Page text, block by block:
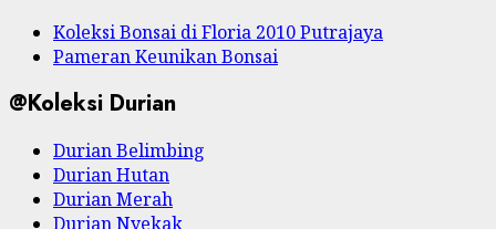
Koleksi Bonsai di Floria 2010 Putrajaya
Pameran Keunikan Bonsai
@Koleksi Durian
Durian Belimbing
Durian Hutan
Durian Merah
Durian Nyekak